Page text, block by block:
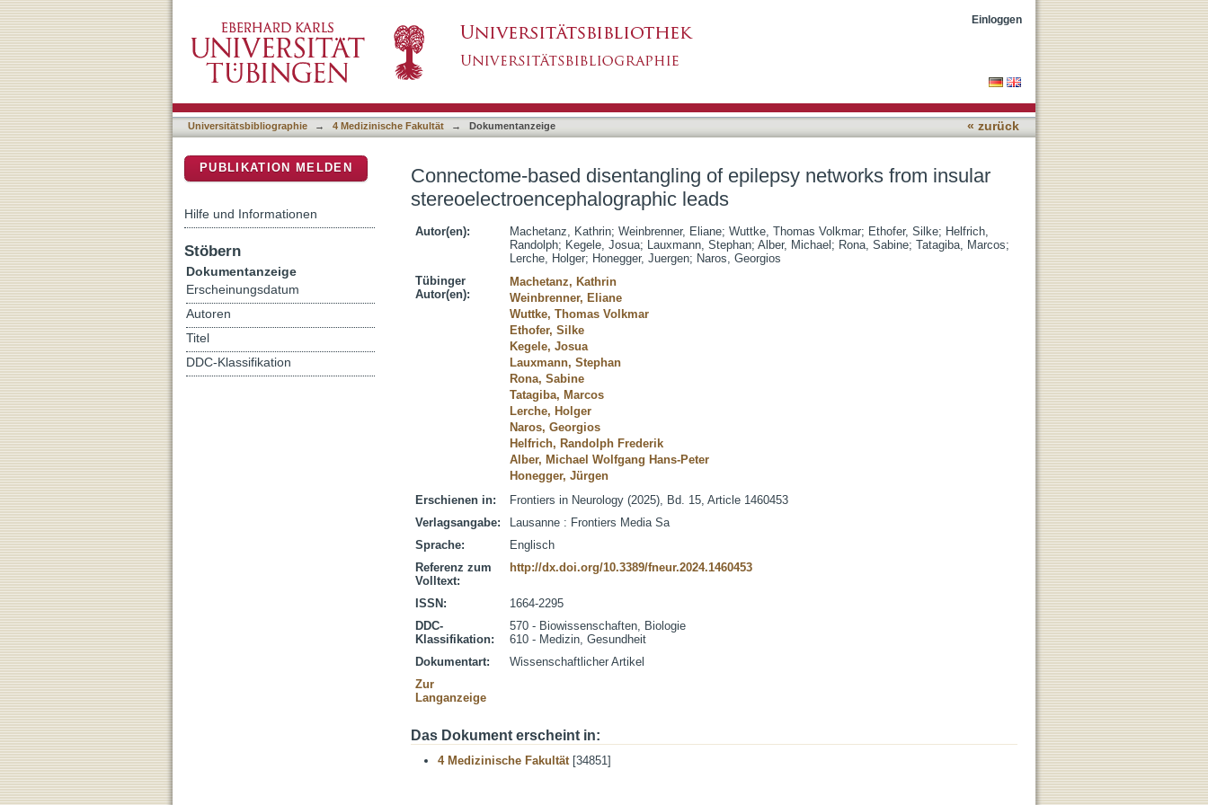
Connectome-based disentangling of epilepsy networks from insular stereoelectroencephalographic
leads
Einloggen
Universitätsbibliographie → 4 Medizinische Fakultät → Dokumentanzeige « zurück
Connectome-based disentangling of epilepsy networks from insular
stereoelectroencephalographic leads
Autor(en): Machetanz, Kathrin; Weinbrenner, Eliane; Wuttke, Thomas Volkmar; Ethofer, Silke; Helfrich,
Randolph; Kegele, Josua; Lauxmann, Stephan; Alber, Michael ; Rona, Sabine; Tatagiba, Marcos;
Lerche, Holger; Honegger, Juergen; Naros, Georgios
Tübinger
Autor(en):
Machetanz, Kathrin
Weinbrenner, Eliane
Wuttke, Thomas Volkmar
Ethofer, Silke
Kegele, Josua
Lauxmann, Stephan
Rona, Sabine
Tatagiba, Marcos
Lerche, Holger
Naros, Georgios
Helfrich, Randolph Frederik
Alber, Michael Wolfgang Hans-Peter
Honegger, Jürgen
Erschienen in:
Frontiers in Neurology (2025), Bd. 15, Article 1460453
Verlagsangabe:
Lausanne : Frontiers Media Sa
Sprache:
Englisch
Referenz zum
Volltext:
http://dx.doi.org/10.3389/fneur.2024.1460453
ISSN:
1664-2295
DDC-
Klassifikation:
570 - Biowissenschaften, Biologie
610 - Medizin, Gesundheit
Dokumentart:
Wissenschaftlicher Artikel
Zur
Langanzeige
Das Dokument erscheint in:
4 Medizinische Fakultät[34851]
PUBLIKATION MELDEN
Hilfe und Informationen
Stöbern
Dokumentanzeige
Erscheinungsdatum
Autoren
Titel
DDC-Klassifikation